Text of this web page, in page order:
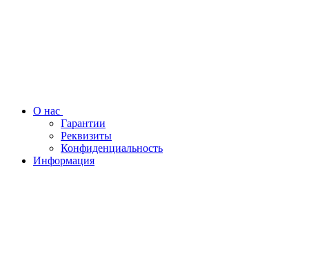
О нас
Гарантии
Реквизиты
Конфиденциальность
Информация